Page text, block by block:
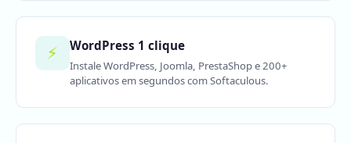
⚡ WordPress 1 clique
Instale WordPress, Joomla, PrestaShop e 200+
aplicativos em segundos com Softaculous.